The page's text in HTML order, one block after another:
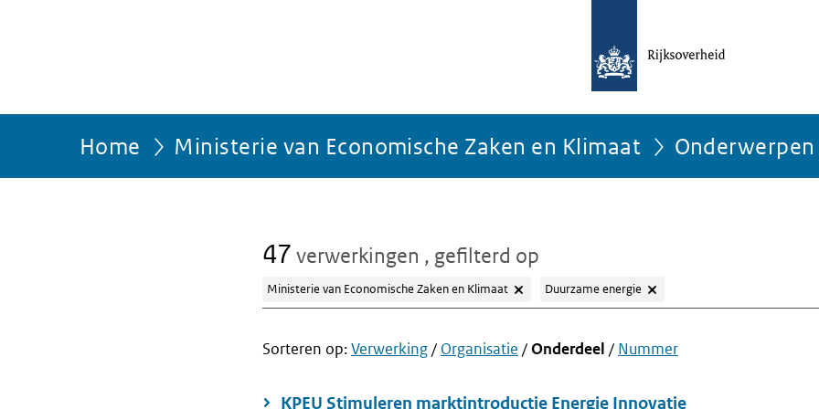
Home Ministerie van Economische Zaken en Klimaat Onderwerpen
47 verwerkingen , gefilterd op
Ministerie van Economische Zaken en Klimaat Duurzame energie
Sorteren op:Verwerking/ Organisatie /Onderdeel / Nummer
KPEU Stimuleren marktintroductie Energie Innovatie